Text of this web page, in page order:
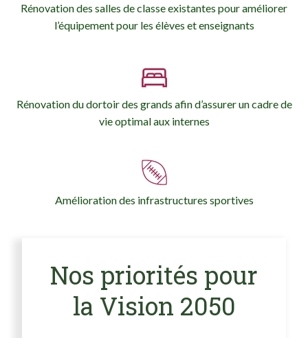
Rénovation des salles de classe existantes pour améliorer
l’équipement pour les élèves et enseignants
Rénovation du dortoir des grands afin d’assurer un cadre de
vie optimal aux internes
Amélioration des infrastructures sportives
Nos priorités pour
la Vision 2050